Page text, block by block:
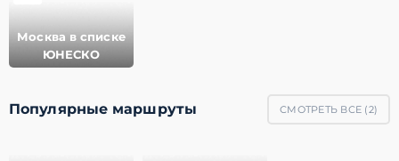
Москва в списке
ЮНЕСКО
Популярные маршруты СМОТРЕТЬ ВСЕ (2)